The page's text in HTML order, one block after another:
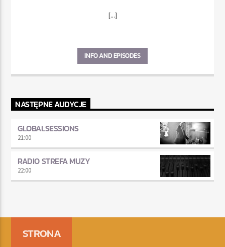
[...]
INFO AND EPISODES
NASTĘPNE AUDYCJE
GLOBALSESSIONS
21:00
RADIO STREFA MUZY
22:00
STRONA